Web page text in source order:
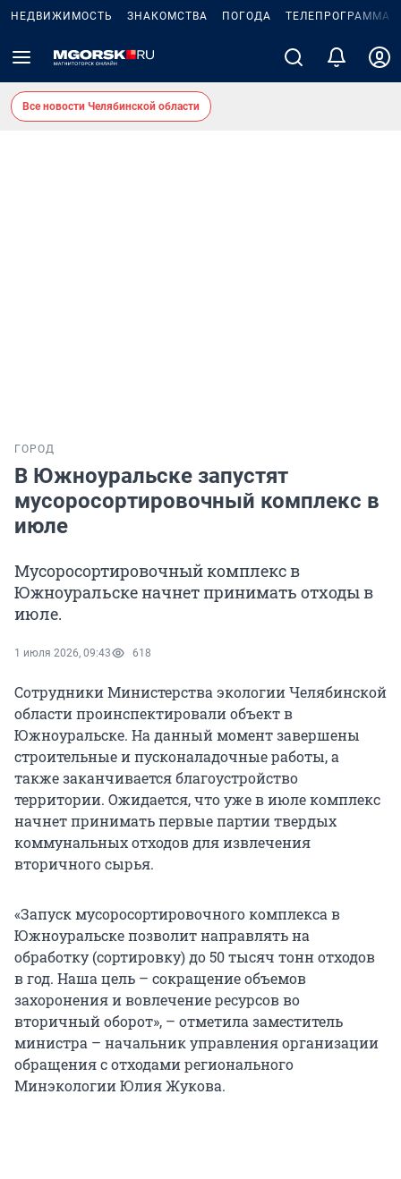
НЕДВИЖИМОСТЬ ЗНАКОМСТВА ПОГОДА ТЕЛЕПРОГРАММА
Все новости Челябинской области
ГОРОД
В Южноуральске запустят
мусоросортировочный комплекс в
июле
Мусоросортировочный комплекс в
Южноуральске начнет принимать отходы в
июле.
1 июля 2026, 09:43 618
Сотрудники Министерства экологии Челябинской
области проинспектировали объект в
Южноуральске. На данный момент завершены
строительные и пусконаладочные работы, а
также заканчивается благоустройство
территории. Ожидается, что уже в июле комплекс
начнет принимать первые партии твердых
коммунальных отходов для извлечения
вторичного сырья.
«Запуск мусоросортировочного комплекса в
Южноуральске позволит направлять на
обработку (сортировку) до 50 тысяч тонн отходов
в год. Наша цель – сокращение объемов
захоронения и вовлечение ресурсов во
вторичный оборот», – отметила заместитель
министра – начальник управления организации
обращения с отходами регионального
Минэкологии Юлия Жукова.